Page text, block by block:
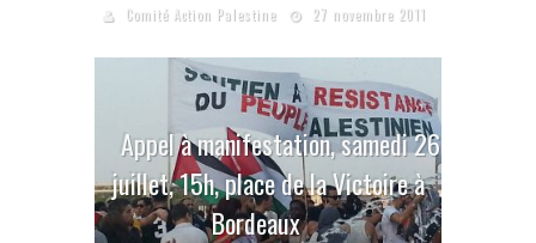
Comité Action Palestine 27 novembre 2011
Appel à manifestation, samedi 26
juillet, 15h, place de la Victoire à
Bordeaux